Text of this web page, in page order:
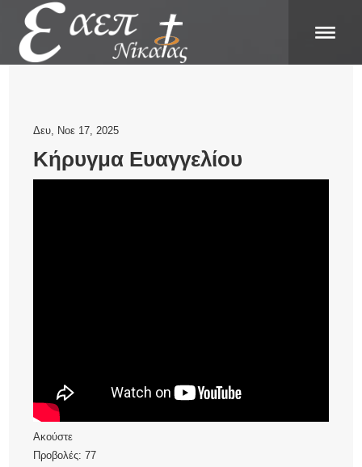
Δευ, Νοε 17, 2025
Κήρυγμα Ευαγγελίου
Ακούστε
Προβολές:77